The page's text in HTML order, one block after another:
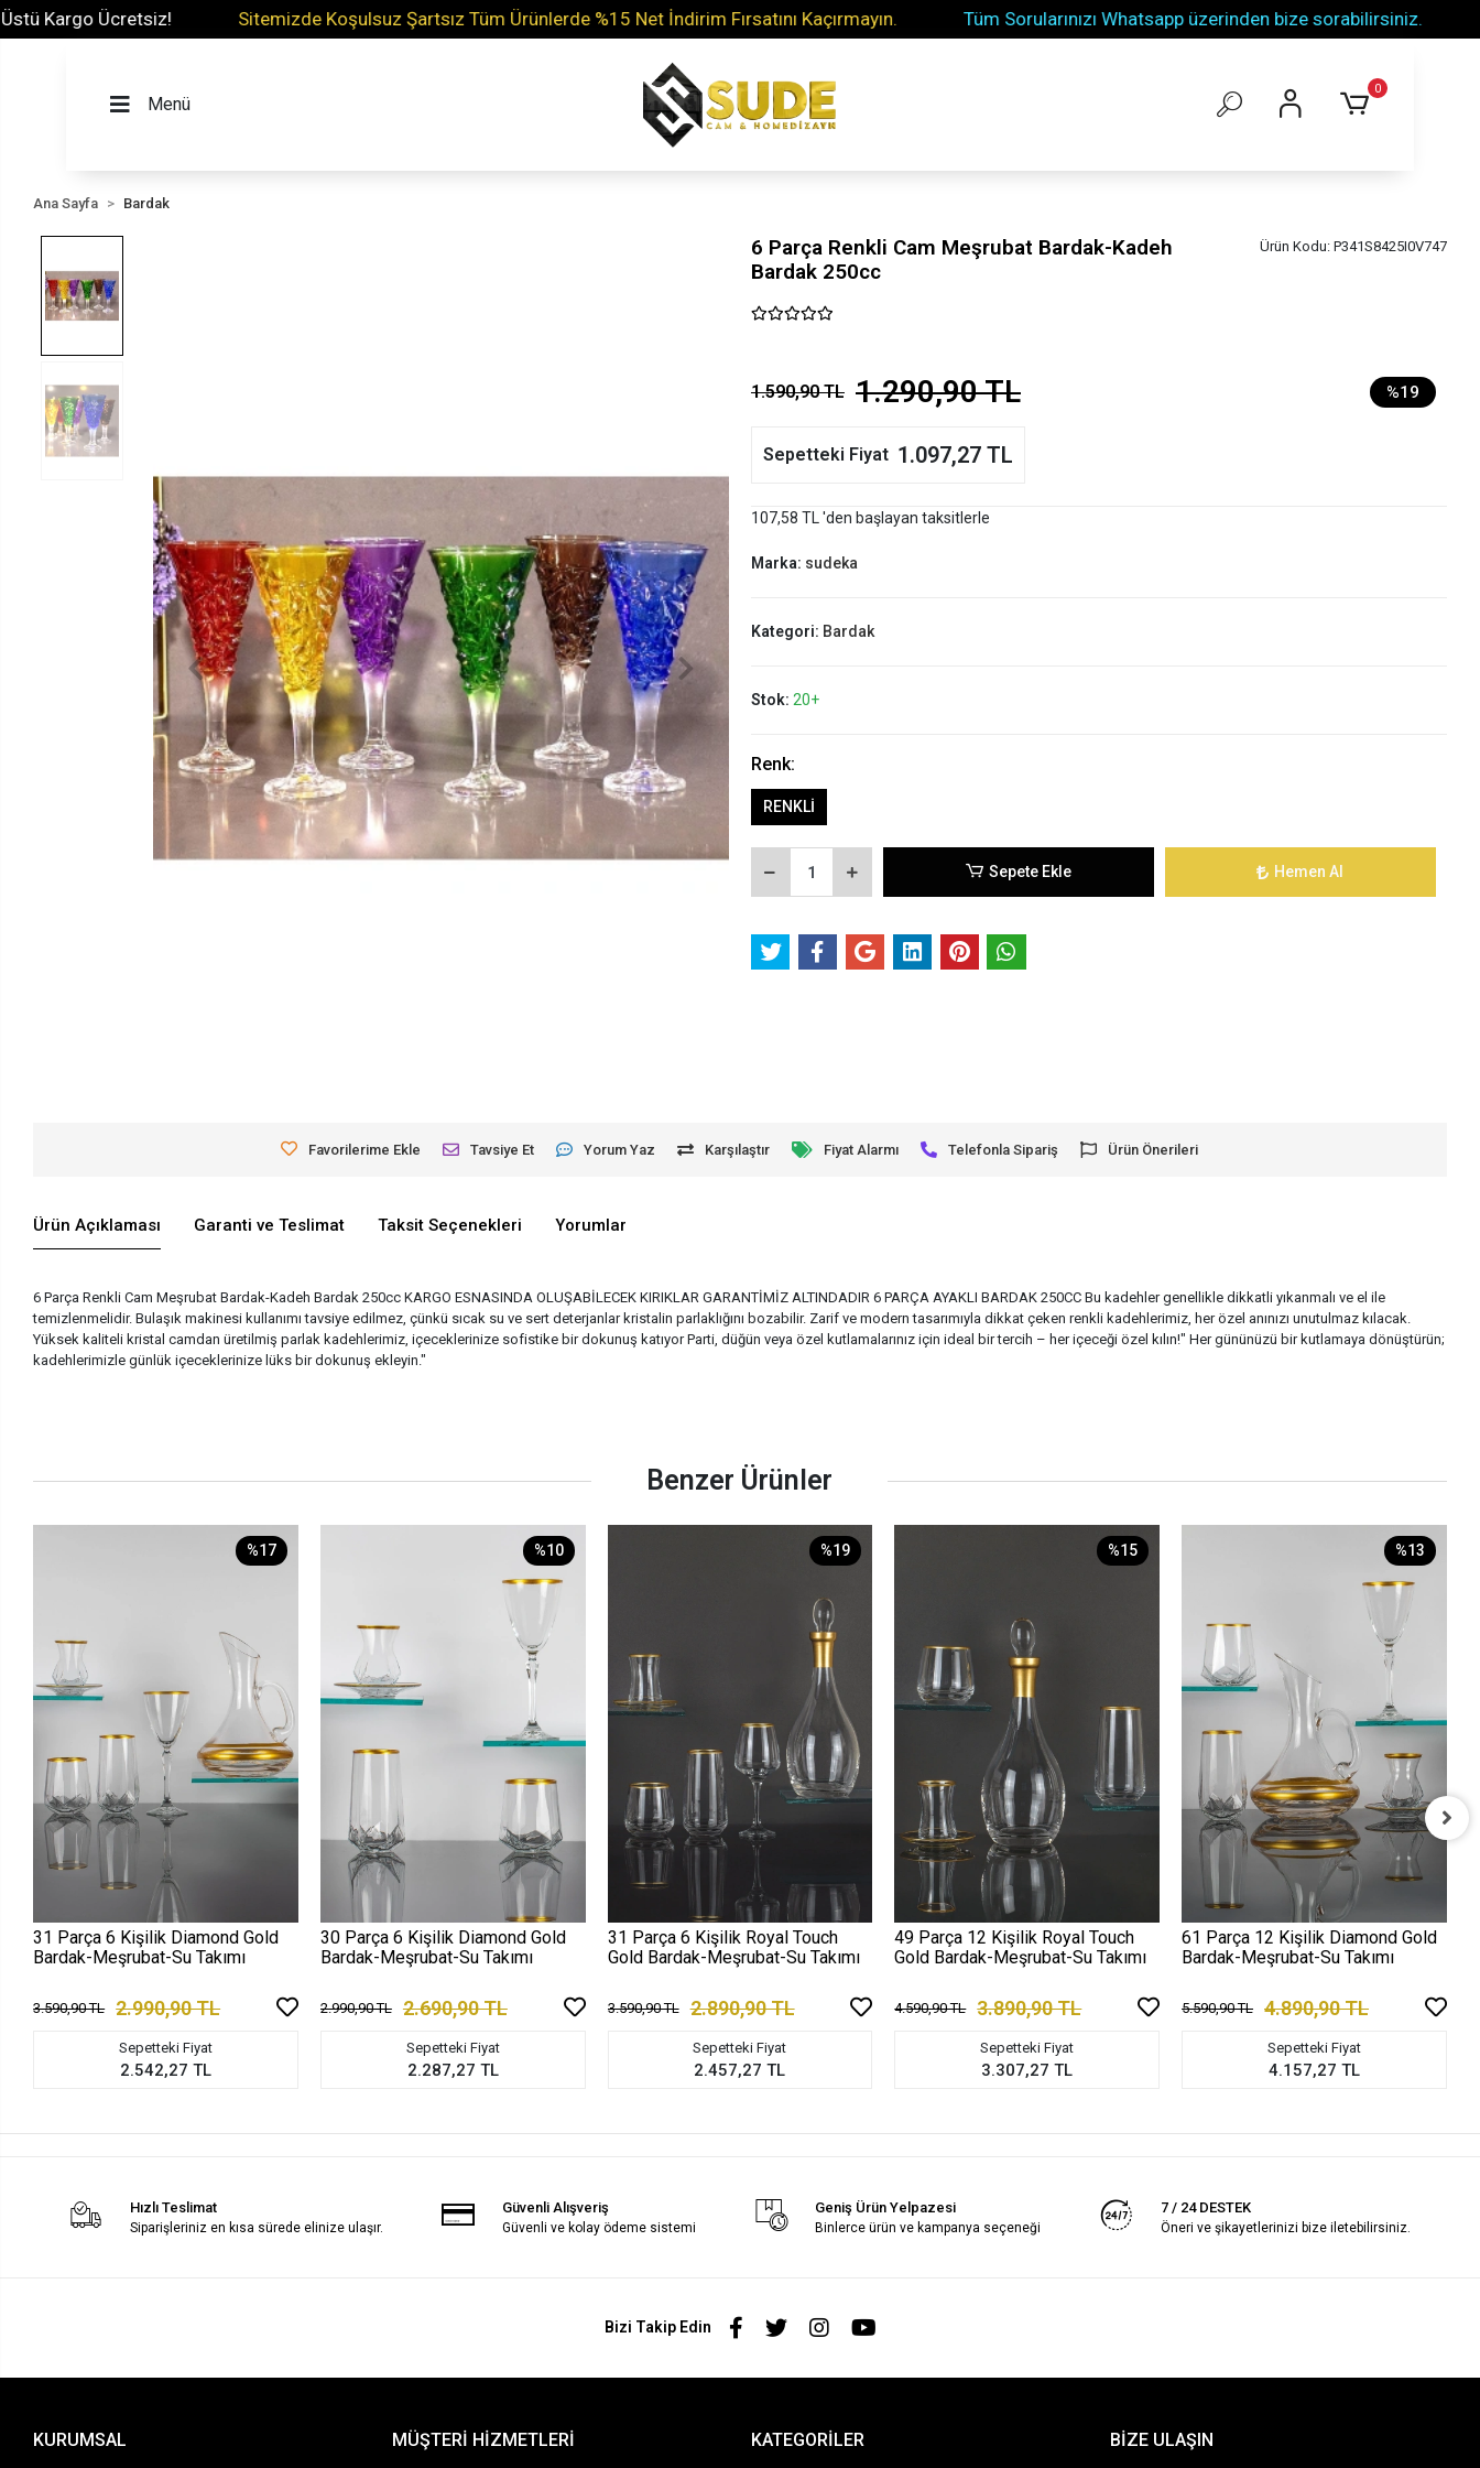
Ücretsiz! Sitemizde Koşulsuz Şartsız Tüm Ürünlerde %15 Net İndirim Fırsatını Kaçırmayın. Tüm Sorularınızı Whatsapp üzerinden bize sorabilirsiniz.
Menü
0
Ana Sayfa Bardak
6 Parça Renkli Cam Meşrubat Bardak-Kadeh
Bardak 250cc
Ürün Kodu: P341S8425I0V747
1.590,90 TL 1.290,90 TL %19
Sepetteki Fiyat 1.097,27 TL
107,58 TL 'den başlayan taksitlerle
Marka: sudeka
Kategori: Bardak
Stok: 20+
Renk:
RENKLİ
Sepete Ekle Hemen Al
Favorilerime Ekle Tavsiye Et Yorum Yaz Karşılaştır Fiyat Alarmı Telefonla Sipariş Ürün Önerileri
Ürün Açıklaması Garanti ve Teslimat Taksit Seçenekleri Yorumlar
6 Parça Renkli Cam Meşrubat Bardak-Kadeh Bardak 250cc KARGO ESNASINDA OLUŞABİLECEK KIRIKLAR GARANTİMİZ ALTINDADIR 6 PARÇA AYAKLI BARDAK 250CC Bu kadehler genellikle dikkatli yıkanmalı ve el ile
temizlenmelidir. Bulaşık makinesi kullanımı tavsiye edilmez, çünkü sıcak su ve sert deterjanlar kristalin parlaklığını bozabilir. Zarif ve modern tasarımıyla dikkat çeken renkli kadehlerimiz, her özel anınızı unutulmaz kılacak.
Yüksek kaliteli kristal camdan üretilmiş parlak kadehlerimiz, içeceklerinize sofistike bir dokunuş katıyor Parti, düğün veya özel kutlamalarınız için ideal bir tercih – her içeceği özel kılın!" Her gününüzü bir kutlamaya dönüştürün;
kadehlerimizle günlük içeceklerinize lüks bir dokunuş ekleyin."
Benzer Ürünler
%17
31 Parça 6 Kişilik Diamond Gold
Bardak-Meşrubat-Su Takımı
3.590,90 TL 2.990,90 TL
Sepetteki Fiyat
2.542,27 TL
%10
30 Parça 6 Kişilik Diamond Gold
Bardak-Meşrubat-Su Takımı
2.990,90 TL 2.690,90 TL
Sepetteki Fiyat
2.287,27 TL
%19
31 Parça 6 Kişilik Royal Touch
Gold Bardak-Meşrubat-Su Takımı
3.590,90 TL 2.890,90 TL
Sepetteki Fiyat
2.457,27 TL
%15
49 Parça 12 Kişilik Royal Touch
Gold Bardak-Meşrubat-Su Takımı
4.590,90 TL 3.890,90 TL
Sepetteki Fiyat
3.307,27 TL
%13
61 Parça 12 Kişilik Diamond Gold
Bardak-Meşrubat-Su Takımı
5.590,90 TL 4.890,90 TL
Sepetteki Fiyat
4.157,27 TL
Hızlı Teslimat
Siparişleriniz en kısa sürede elinize ulaşır.
Güvenli Alışveriş
Güvenli ve kolay ödeme sistemi
Geniş Ürün Yelpazesi
Binlerce ürün ve kampanya seçeneği
7 / 24 DESTEK
Öneri ve şikayetlerinizi bize iletebilirsiniz.
Bizi Takip Edin
KURUMSAL MÜŞTERİ HİZMETLERİ KATEGORİLER BİZE ULAŞIN